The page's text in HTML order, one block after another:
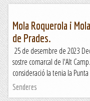
Mola Roquerola i
de Prades.
25 de desembre de 2023
sostre comarcal de l'Alt
consideració la tenia la
Senderes